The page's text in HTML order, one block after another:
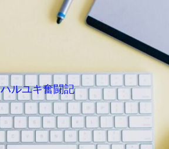
ハルユキ奮闘記